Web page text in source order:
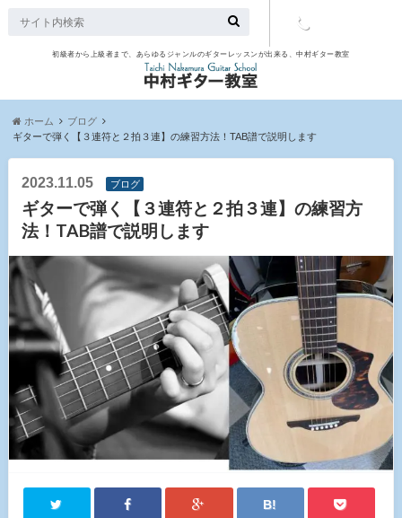
初級者から上級者まで、あらゆるジャンルのギターレッスンが出来る、中村ギター教室
ホーム
ブログ
ギターで弾く【３連符と２拍３連】の練習方法！TAB譜で説明します
2023.11.05 ブログ
ギターで弾く【３連符と２拍３連】の練習方
法！TAB譜で説明します